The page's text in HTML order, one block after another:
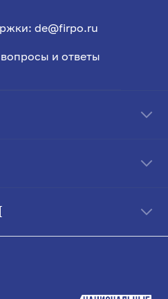
de@firpo.ru
и ответы